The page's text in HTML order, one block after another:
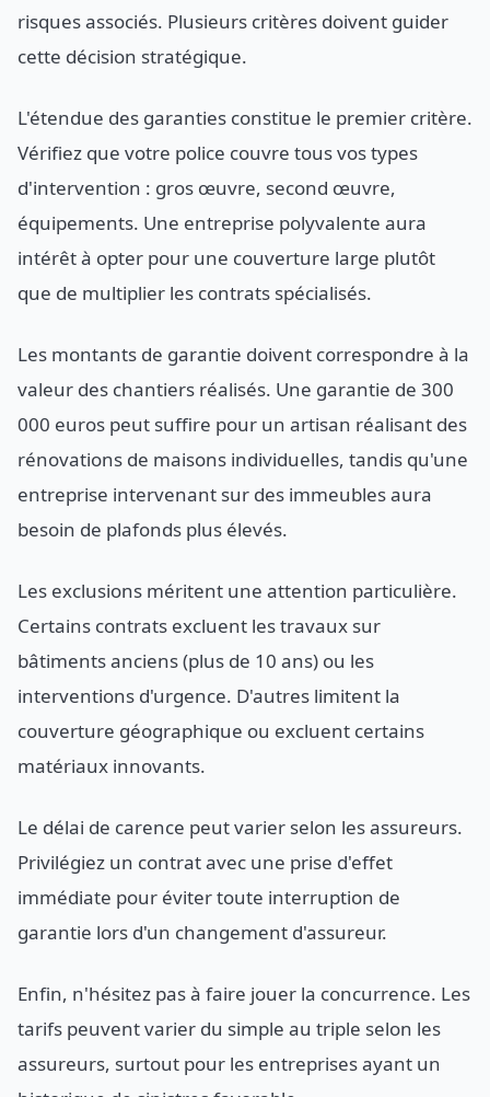
risques associés. Plusieurs critères doivent guider
cette décision stratégique.
L'étendue des garanties constitue le premier critère.
Vérifiez que votre police couvre tous vos types
d'intervention : gros œuvre, second œuvre,
équipements. Une entreprise polyvalente aura
intérêt à opter pour une couverture large plutôt
que de multiplier les contrats spécialisés.
Les montants de garantie doivent correspondre à la
valeur des chantiers réalisés. Une garantie de 300
000 euros peut suffire pour un artisan réalisant des
rénovations de maisons individuelles, tandis qu'une
entreprise intervenant sur des immeubles aura
besoin de plafonds plus élevés.
Les exclusions méritent une attention particulière.
Certains contrats excluent les travaux sur
bâtiments anciens (plus de 10 ans) ou les
interventions d'urgence. D'autres limitent la
couverture géographique ou excluent certains
matériaux innovants.
Le délai de carence peut varier selon les assureurs.
Privilégiez un contrat avec une prise d'effet
immédiate pour éviter toute interruption de
garantie lors d'un changement d'assureur.
Enfin, n'hésitez pas à faire jouer la concurrence. Les
tarifs peuvent varier du simple au triple selon les
assureurs, surtout pour les entreprises ayant un